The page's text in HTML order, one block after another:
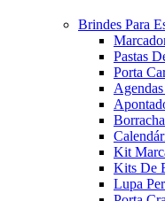
Brindes Para
Pastas
Porta
Agendas
Kit
Kits De
Lupa